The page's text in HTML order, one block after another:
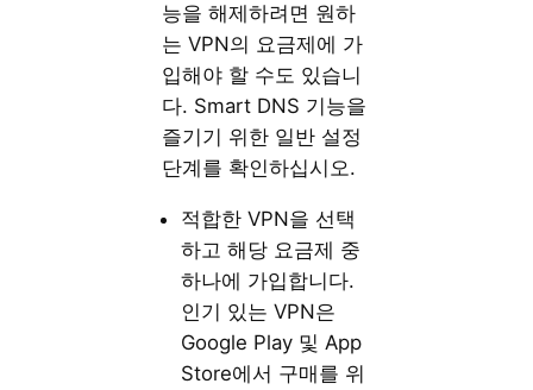
능을 해제하려면 원하
는 VPN의 요금제에 가
입해야 할 수도 있습니
다. Smart DNS 기능을
즐기기 위한 일반 설정
단계를 확인하십시오.
적합한 VPN을 선택
하고 해당 요금제 중
하나에 가입합니다.
인기 있는 VPN은
Google Play 및 App
Store에서 구매를 위